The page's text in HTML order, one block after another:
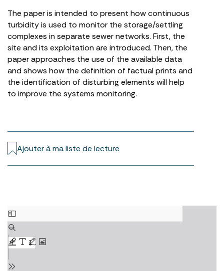
The paper is intended to present how continuous
turbidity is used to monitor the storage/settling
complexes in separate sewer networks. First, the
site and its exploitation are introduced. Then, the
paper approaches the use of the available data
and shows how the definition of factual prints and
the identification of disturbing elements will help
to improve the systems monitoring.
Ajouter à ma liste de lecture